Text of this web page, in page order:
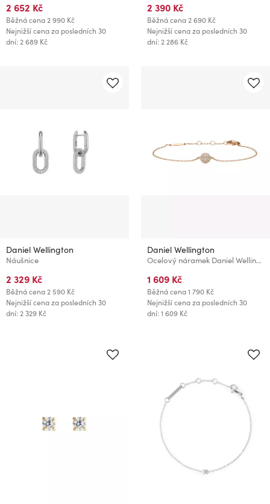
2 652 Kč
Běžná cena2 990 Kč
Nejnižší cena za posledních 30
dní: 2 689 Kč
2 390 Kč
Běžná cena2 690 Kč
Nejnižší cena za posledních 30
dní: 2 286 Kč
Daniel Wellington
Náušnice
2 329 Kč
Běžná cena2 590 Kč
Nejnižší cena za posledních 30
dní: 2 329 Kč
Daniel Wellington
Ocelový náramek Daniel Wellington Pavé DW00400626
1 609 Kč
Běžná cena1 790 Kč
Nejnižší cena za posledních 30
dní: 1 609 Kč